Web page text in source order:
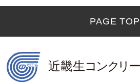
PAGE TOP